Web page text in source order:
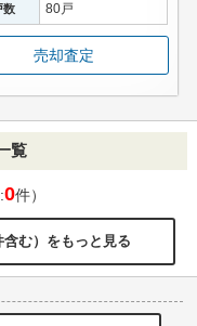
数 80戸
売却査定
覧
0件）
む）をもっと見る